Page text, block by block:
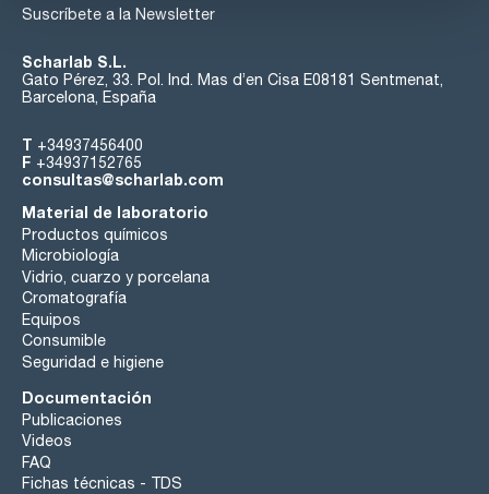
Suscríbete a la Newsletter
Scharlab S.L.
Gato Pérez, 33. Pol. Ind. Mas d’en Cisa E08181 Sentmenat,
Barcelona, España
T +34937456400
F +34937152765
consultas@scharlab.com
Material de laboratorio
Productos químicos
Microbiología
Vidrio, cuarzo y porcelana
Cromatografía
Equipos
Consumible
Seguridad e higiene
Documentación
Publicaciones
Videos
FAQ
Fichas técnicas - TDS